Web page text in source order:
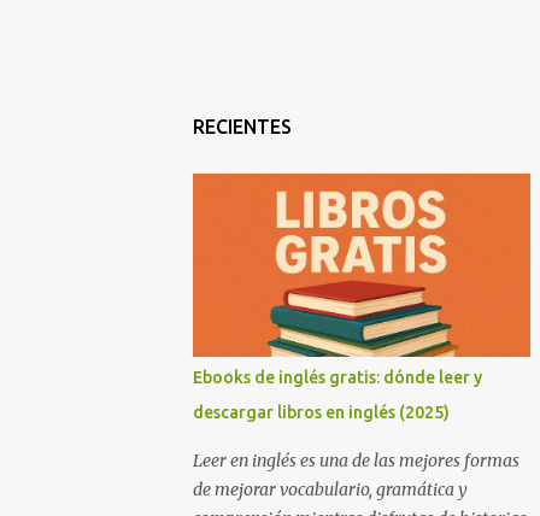
RECIENTES
Ebooks de inglés gratis: dónde leer y
descargar libros en inglés (2025)
Leer en inglés es una de las mejores formas
de mejorar vocabulario, gramática y